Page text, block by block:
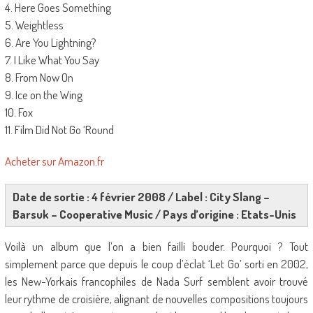
4. Here Goes Something
5. Weightless
6. Are You Lightning?
7. I Like What You Say
8. From Now On
9. Ice on the Wing
10. Fox
11. Film Did Not Go ‘Round
Acheter sur Amazon.fr
Date de sortie : 4 février 2008 / Label : City Slang –
Barsuk – Cooperative Music / Pays d’origine : Etats-Unis
Voilà un album que l’on a bien failli bouder. Pourquoi ? Tout
simplement parce que depuis le coup d’éclat ‘Let Go’ sorti en 2002,
les New-Yorkais francophiles de Nada Surf semblent avoir trouvé
leur rythme de croisière, alignant de nouvelles compositions toujours